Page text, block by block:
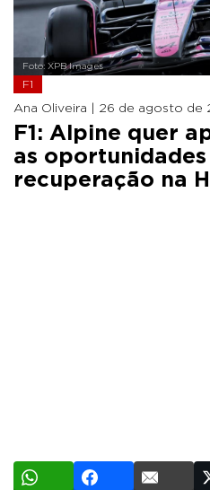
Foto: XPB Images
F1
Ana Oliveira | 26 de agosto de
F1: Alpine quer
as
recuperação na